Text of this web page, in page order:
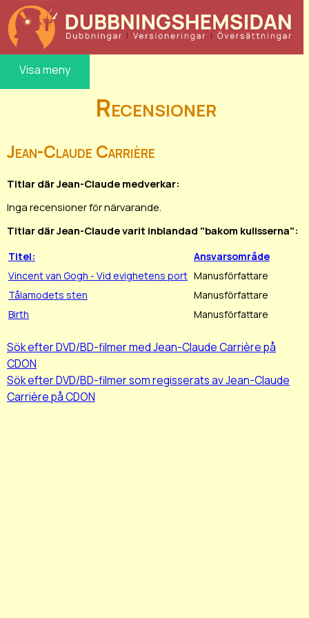
Visa meny
Recensioner
Jean-Claude Carrière
Titlar där Jean-Claude medverkar:
Inga recensioner för närvarande.
Titlar där Jean-Claude varit inblandad "bakom kulisserna":
Titel:
Ansvarsområde
Vincent van Gogh - Vid evighetens port Manusförfattare
Tålamodets sten
Manusförfattare
Birth
Manusförfattare
Sök efter DVD/BD-filmer med Jean-Claude Carrière på
CDON
Sök efter DVD/BD-filmer som regisserats av Jean-Claude
Carrière på CDON